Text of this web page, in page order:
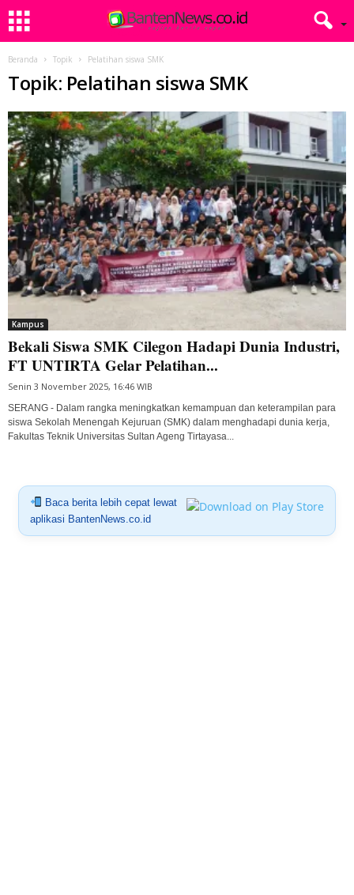
Beranda Topik Pelatihan siswa SMK
Topik: Pelatihan siswa SMK
Kampus
Bekali Siswa SMK Cilegon Hadapi Dunia Industri,
FT UNTIRTA Gelar Pelatihan...
Senin 3 November 2025, 16:46 WIB
SERANG - Dalam rangka meningkatkan kemampuan dan keterampilan para
siswa Sekolah Menengah Kejuruan (SMK) dalam menghadapi dunia kerja,
Fakultas Teknik Universitas Sultan Ageng Tirtayasa...
Baca berita lebih cepat lewat
aplikasi BantenNews.co.id